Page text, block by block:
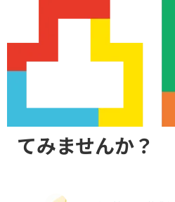
簡単なあいさつ
てみませんか？